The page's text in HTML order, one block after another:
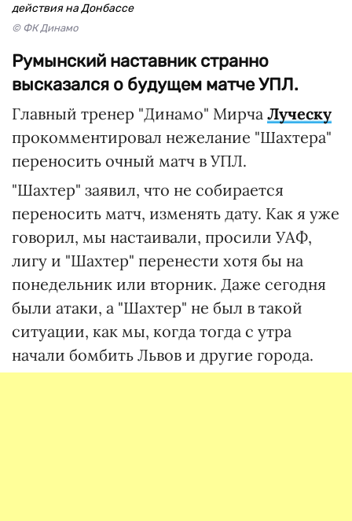
действия на Донбассе
© ФК Динамо
Румынский наставник странно
высказался о будущем матче УПЛ.
Главный тренер "Динамо" Мирча Луческу
прокомментировал нежелание "Шахтера"
переносить очный матч в УПЛ.
"Шахтер" заявил, что не собирается
переносить матч, изменять дату. Как я уже
говорил, мы настаивали, просили УАФ,
лигу и "Шахтер" перенести хотя бы на
понедельник или вторник. Даже сегодня
были атаки, а "Шахтер" не был в такой
ситуации, как мы, когда тогда с утра
начали бомбить Львов и другие города.